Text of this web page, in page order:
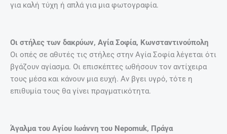
για καλή τύχη ή απλά για μια φωτογραφία.
Οι στήλες των δακρύων, Αγία Σοφία, Κωνσταντινούπολη
Οι οπές σε αθυτές τις στήλες στην Αγία Σοφία λέγεται ότι
βγάζουν αγίασμα. Οι επισκέπτες ωθήσουν τον αντίχειρα
τους μέσα και κάνουν μια ευχή. Αν βγει υγρό, τότε η
επιθυμία τους θα γίνει πραγματικότητα.
Άγαλμα του Αγίου Ιωάννη του Nepomuk, Πράγα